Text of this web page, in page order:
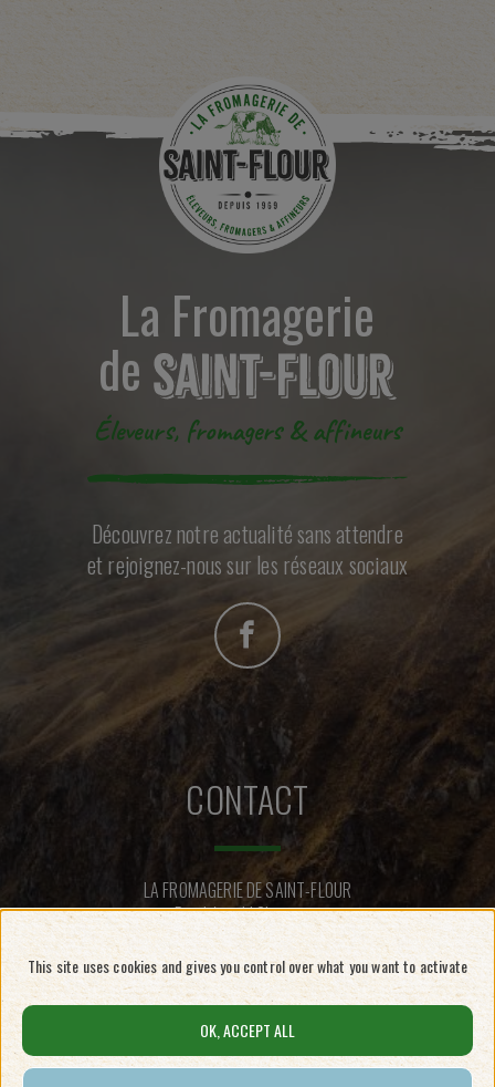
La Fromagerie
de
Éleveurs, fromagers & affineurs
Découvrez notre actualité sans attendre
et rejoignez-nous sur les réseaux sociaux
CONTACT
LA FROMAGERIE DE SAINT-FLOUR
Rue Léopold Chastang
15100 SAINT-FLOUR
CONTACTEZ-NOUS
This site uses cookies and gives you control over what you want to activate
OK, ACCEPT ALL